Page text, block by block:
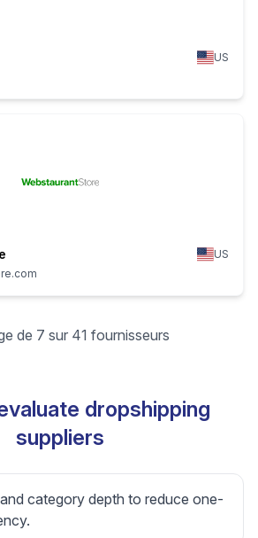
US
US
de 7 sur 41 fournisseurs
dropshipping
suppliers
category depth to reduce one-